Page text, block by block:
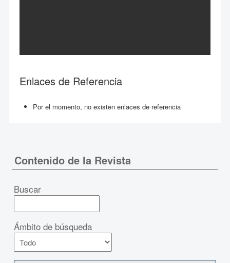
Enlaces de Referencia
Por el momento, no existen enlaces de referencia
Contenido de la Revista
Buscar
Ámbito de búsqueda